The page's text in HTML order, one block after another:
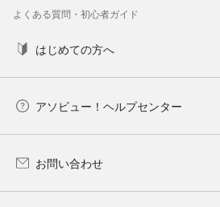
よくある質問・初心者ガイド
はじめての方へ
アソビュー！ヘルプセンター
お問い合わせ